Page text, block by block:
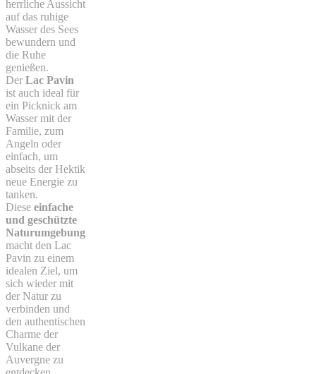
herrliche Aussicht
auf das ruhige
Wasser des Sees
bewundern und
die Ruhe
genießen.
Der Lac Pavin
ist auch ideal für
ein Picknick am
Wasser mit der
Familie, zum
Angeln oder
einfach, um
abseits der Hektik
neue Energie zu
tanken.
Diese einfache
und geschützte
Naturumgebung
macht den Lac
Pavin zu einem
idealen Ziel, um
sich wieder mit
der Natur zu
verbinden und
den authentischen
Charme der
Vulkane der
Auvergne zu